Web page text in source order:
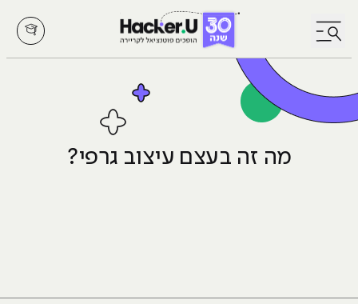
לחץ לפתיחת/סגירת תפריט
מה זה בעצם עיצוב גרפי?